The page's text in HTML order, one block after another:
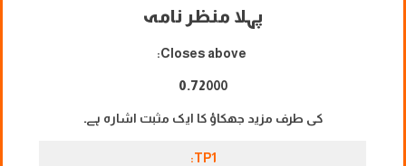
پہلا منظر نامہ
0.72000
کی طرف مزید جھکاؤ کا ایک مثبت اشارہ ہے۔
TP1: